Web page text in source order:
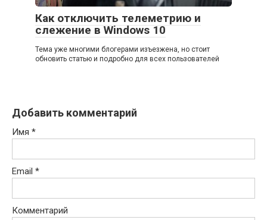
Как отключить телеметрию и
слежение в Windows 10
Тема уже многими блогерами изъезжена, но стоит
обновить статью и подробно для всех пользователей
Добавить комментарий
Имя *
Email *
Комментарий